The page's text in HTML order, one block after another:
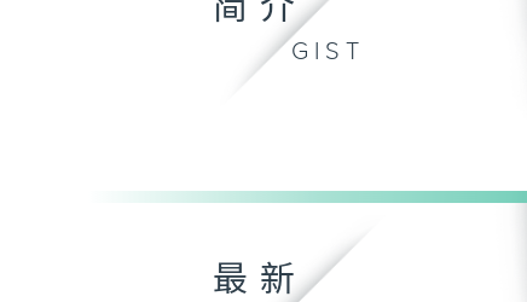
简介
GIST
最新